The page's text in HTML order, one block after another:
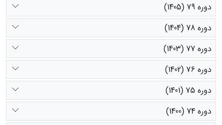
دوره 79 (1405)
دوره 78 (1404)
دوره 77 (1403)
دوره 76 (1402)
دوره 75 (1401)
دوره 74 (1400)